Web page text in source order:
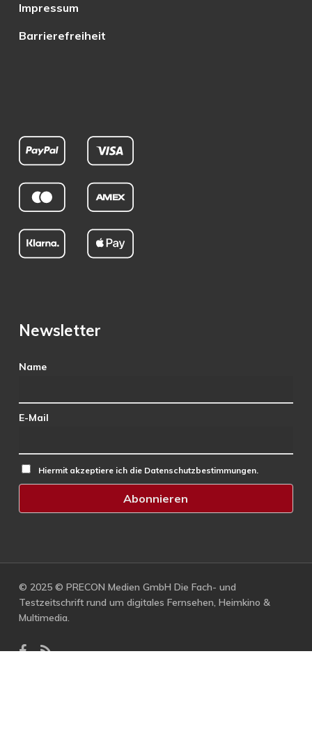
Impressum
Barrierefreiheit
Newsletter
Name
E-Mail
Hiermit akzeptiere ich die Datenschutzbestimmungen.
© 2025 © PRECON Medien GmbH Die Fach- und
Testzeitschrift rund um digitales Fernsehen, Heimkino &
Multimedia.
facebook
RSS